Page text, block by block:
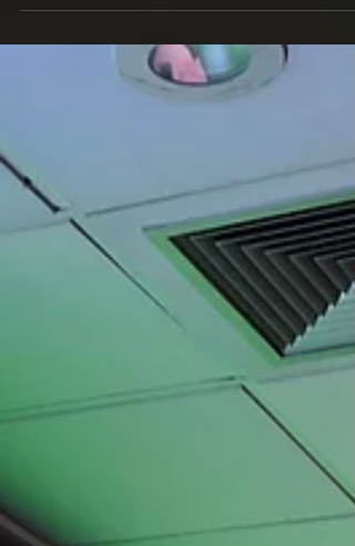
buscam proporcionar experiências memoráveis
para colaboradores e clientes. Descubra como
painéis de LED, sonorização profissional,
iluminação e estrutura técnica especializada